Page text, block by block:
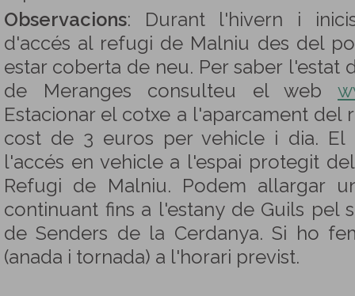
Observacions: Durant l'hivern i
d'accés al refugi de Malniu des del
estar coberta de neu. Per saber l'estat
de Meranges consulteu el web
Estacionar el cotxe a l'aparcament del
cost de 3 euros per vehicle i dia.
l'accés en vehicle a l'espai protegit
Refugi de Malniu. Podem allargar
continuant fins a l'estany de Guils pel
de Senders de la Cerdanya. Si ho
(anada i tornada) a l'horari previst.